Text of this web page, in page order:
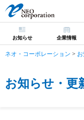
お知らせ 企業情報
ネオ・コーポレーション >
お知らせ・更